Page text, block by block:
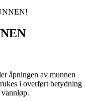
åpningen av munnen
i overført betydning
vannløp.